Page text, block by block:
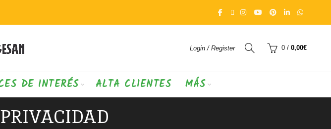
Login / Register 0 / 0,00€
DE INTERÉS ALTA CLIENTES MÁS